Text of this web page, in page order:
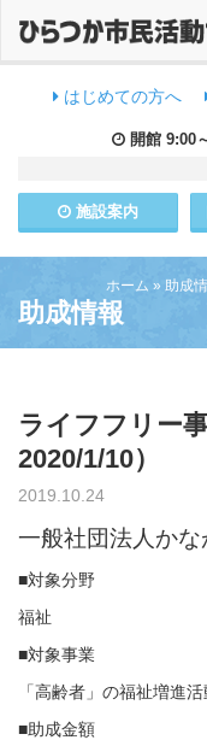
はじめての方へ
開館 9:00
施設案内
ホーム » 助成
助成情報
ライフフリー
2020/1/10）
2019.10.24
一般社団法人か
■対象分野
福祉
■対象事業
「高齢者」の福祉増進
■助成金額